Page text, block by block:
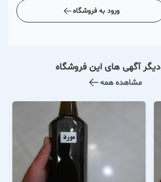
ورود به فروشگاه
دیگر آگهی های این فروشگاه
مشاهده همه